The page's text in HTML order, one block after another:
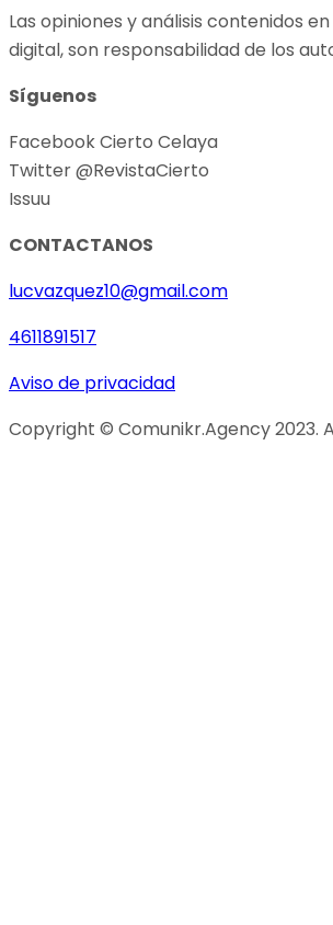
Las opiniones y análisis contenidos
digital, son responsabilidad de los
Síguenos
Facebook Cierto Celaya
Twitter @RevistaCierto
Issuu
CONTACTANOS
lucvazquez10@gmail.com
4611891517
Aviso de privacidad
Copyright © Comunikr.Agency 2023.